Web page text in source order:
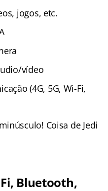
jogos, etc.
vídeo
(4G, 5G, Wi-Fi,
Coisa de Jedi
Bluetooth,